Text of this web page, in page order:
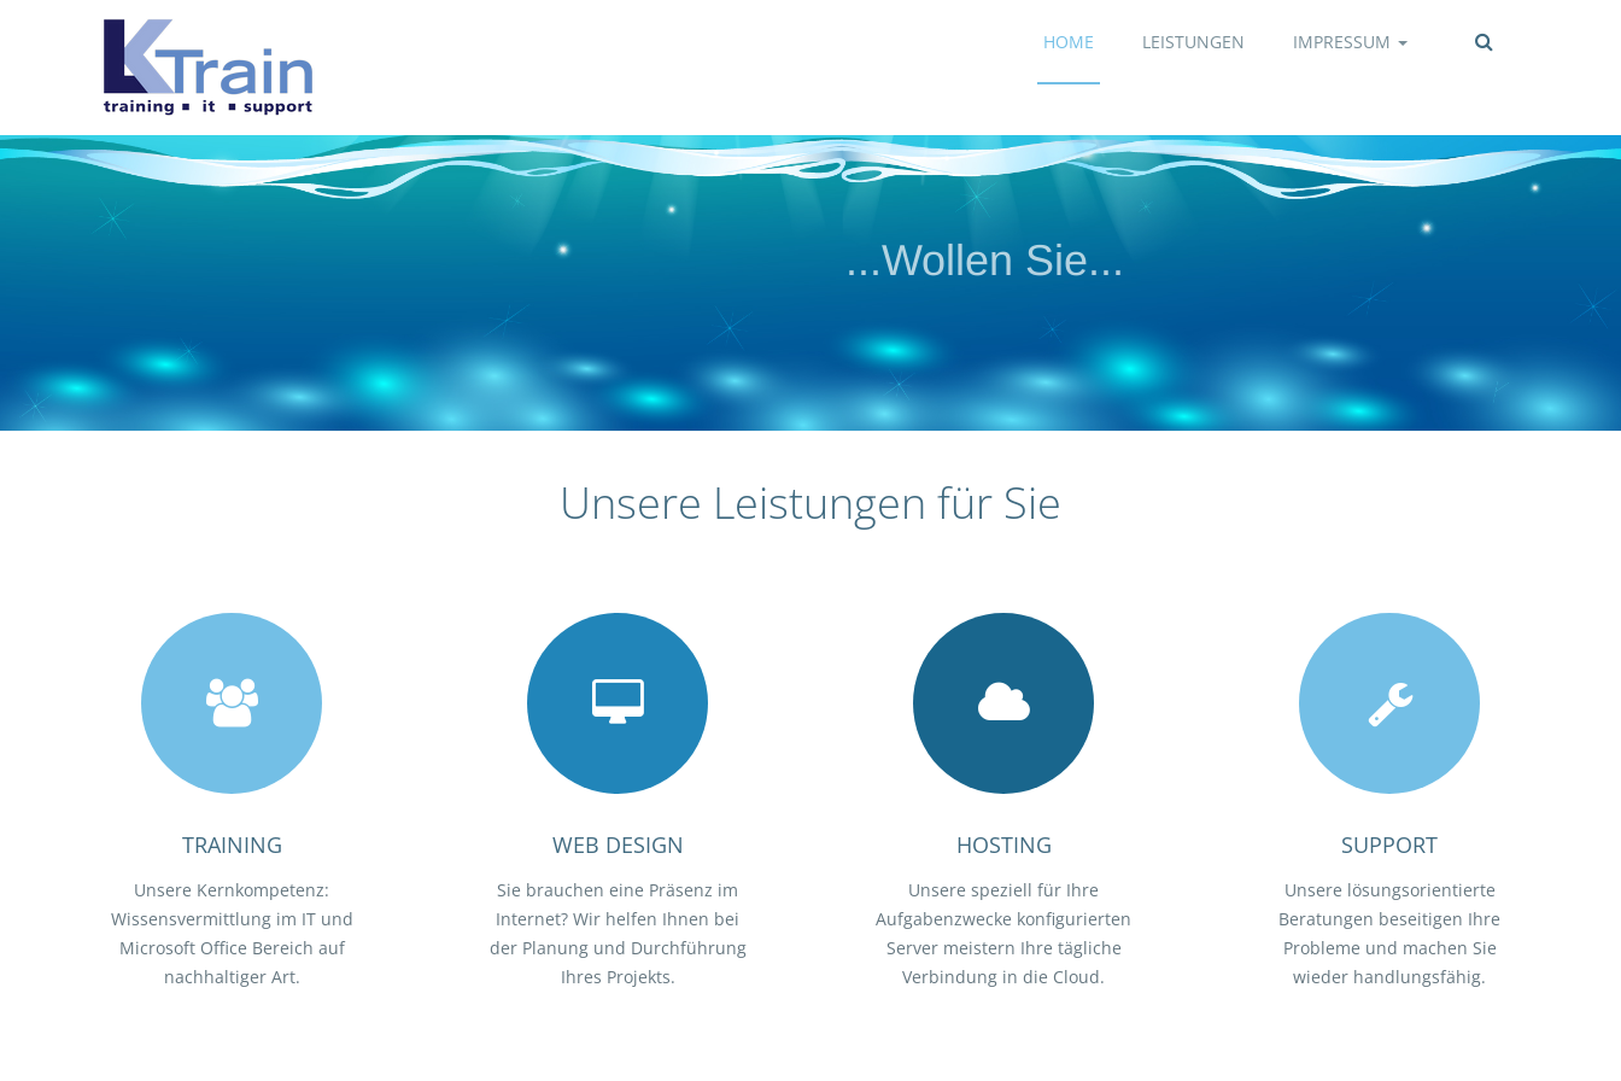
HOME LEISTUNGEN IMPRESSUM
...Wollen Sie...
...unkoordiniert durch die
Gegend schwimmen...
...Wollen Sie...
Unsere Leistungen für Sie
TRAINING
Unsere Kernkompetenz:
Wissensvermittlung im IT und
Microsoft Office Bereich auf
nachhaltiger Art.
WEB DESIGN
Sie brauchen eine Präsenz im
Internet? Wir helfen Ihnen bei
der Planung und Durchführung
Ihres Projekts.
HOSTING
Unsere speziell für Ihre
Aufgabenzwecke konfigurierten
Server meistern Ihre tägliche
Verbindung in die Cloud.
SUPPORT
Unsere lösungsorientierte
Beratungen beseitigen Ihre
Probleme und machen Sie
wieder handlungsfähig.